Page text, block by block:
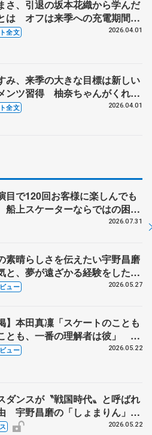
さ、引退の坂本花織から学んだ
は オフは来季への充電期間に
フィギュア帰国時】
全文 2026.04.01
み、来季の大きな目標は新しい
ンツ習得 柚奈ちゃんがくれた
を解禁「おいしかったー」【世
全文 2026.04.01
目で120回お客様に楽しんでも
上スケーターならではの困難
響あったPIW前キャプテン松
2026.07.31
素晴らしさを伝えたい宇野昌磨
と、夢が遠ざかる経験をした本
覚悟
ュー 2026.05.27
】本田真凜「スケートのことも
とも、一番の理解者は彼」 引
単独インタビューで語った競技
ュー 2026.05.22
ダンスが〝戦国時代〟と呼ばれ
宇野昌磨の「しょまりん」ら
が相次いで参戦 国内の競争激
2026.05.22